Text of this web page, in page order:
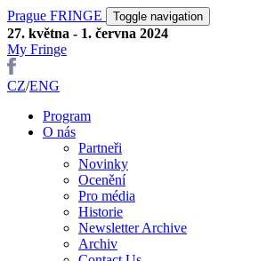
Prague FRINGE Toggle navigation
27. května - 1. června 2024
My Fringe
CZ/ENG
Program
O nás
Partneři
Novinky
Ocenění
Pro média
Historie
Newsletter Archive
Archiv